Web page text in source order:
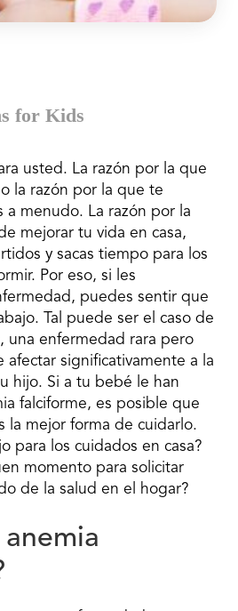
for Kids
usted. La razón por la que
la razón por la que te
a menudo. La razón por la
mejorar tu vida en casa,
y sacas tiempo para los
Por eso, si les
puedes sentir que
Tal puede ser el caso de
una enfermedad rara pero
significativamente a la
hijo. Si a tu bebé le han
falciforme, es posible que
la mejor forma de cuidarlo.
para los cuidados en casa?
momento para solicitar
de la salud en el hogar?